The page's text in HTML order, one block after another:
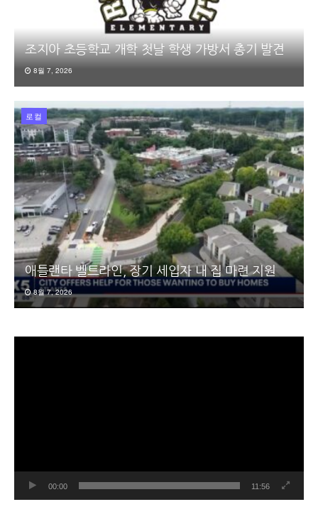
조지아 초등학교 개학 첫날 학생 가방서 총기 발견
8월 7, 2026
로컬
애틀랜타 벨트라인, 장기 세입자 내 집 마련 지원
8월 7, 2026
00:00 11:56